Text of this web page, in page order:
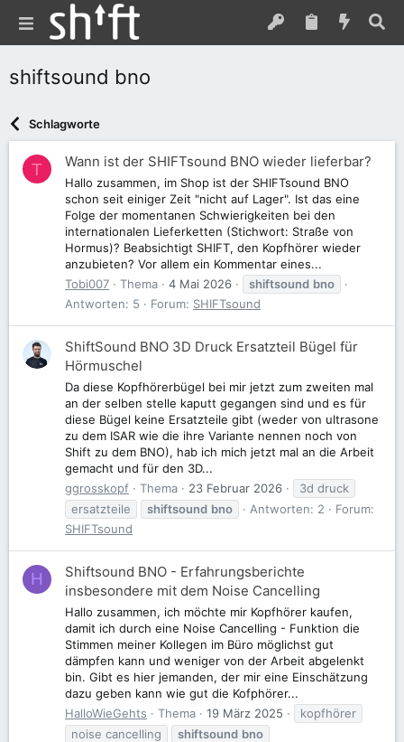
shiftsound bno
Schlagworte
T Wann ist der SHIFTsound BNO wieder lieferbar?
Hallo zusammen, im Shop ist der SHIFTsound BNO
schon seit einiger Zeit "nicht auf Lager". Ist das eine
Folge der momentanen Schwierigkeiten bei den
internationalen Lieferketten (Stichwort: Straße von
Hormus)? Beabsichtigt SHIFT, den Kopfhörer wieder
anzubieten? Vor allem ein Kommentar eines...
Tobi007
Thema 4 Mai 2026 shiftsound bno
Antworten: 5
Forum: SHIFTsound
ShiftSound BNO 3D Druck Ersatzteil Bügel für
Hörmuschel
Da diese Kopfhörerbügel bei mir jetzt zum zweiten mal
an der selben stelle kaputt gegangen sind und es für
diese Bügel keine Ersatzteile gibt (weder von ultrasone
zu dem ISAR wie die ihre Variante nennen noch von
Shift zu dem BNO), hab ich mich jetzt mal an die Arbeit
gemacht und für den 3D...
ggrosskopf
Thema 23 Februar 2026
3d druck
ersatzteile
shiftsound bno Antworten: 2
Forum:
SHIFTsound
H
Shiftsound BNO - Erfahrungsberichte
insbesondere mit dem Noise Cancelling
Hallo zusammen, ich möchte mir Kopfhörer kaufen,
damit ich durch eine Noise Cancelling - Funktion die
Stimmen meiner Kollegen im Büro möglichst gut
dämpfen kann und weniger von der Arbeit abgelenkt
bin. Gibt es hier jemanden, der mir eine Einschätzung
dazu geben kann wie gut die Kofphörer...
HalloWieGehts
Thema 19 März 2025
kopfhörer
noise cancelling
shiftsound bno